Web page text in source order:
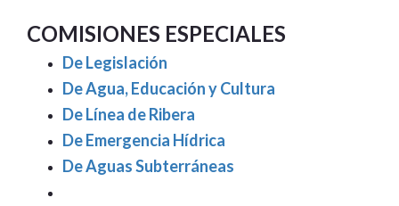
COMISIONES ESPECIALES
De Legislación
De Agua, Educación y Cultura
De Línea de Ribera
De Emergencia Hídrica
De Aguas Subterráneas